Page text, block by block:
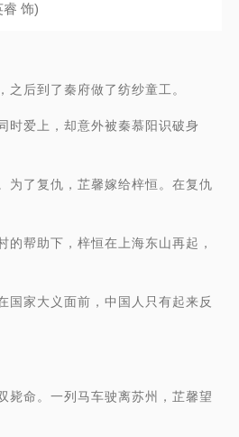
饰)
后到了秦府做了纺纱童工。
爱上，却意外被秦慕阳识破身
了复仇，芷馨嫁给梓恒。在复仇
帮助下，梓恒在上海东山再起，
家大义面前，中国人只有起来反
命。一列马车驶离苏州，芷馨望